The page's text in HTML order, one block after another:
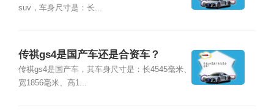
suv，车身尺寸是：长...
传祺gs4是国产车还是合资车？
传祺gs4是国产车，其车身尺寸是：长4545毫米、
宽1856毫米、高1...